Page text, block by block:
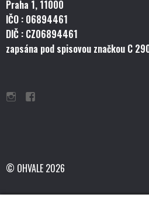
Praha 1, 11000
IČO : 06894461
DIČ : CZ06894461
zapsána pod spisovou značkou C
© OHVALE 2026